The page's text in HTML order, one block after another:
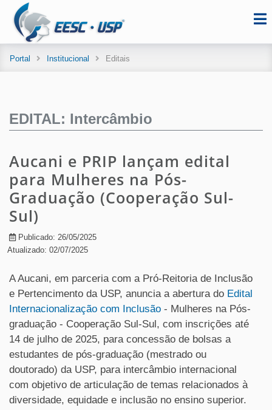
Portal Institucional Editais
EDITAL: Intercâmbio
Aucani e PRIP lançam edital
para Mulheres na Pós-
Graduação (Cooperação Sul-
Sul)
Publicado: 26/05/2025
Atualizado: 02/07/2025
A Aucani, em parceria com a Pró-Reitoria de Inclusão
e Pertencimento da USP, anuncia a abertura do Edital
Internacionalização com Inclusão - Mulheres na Pós-
graduação - Cooperação Sul-Sul, com inscrições até
14 de julho de 2025, para concessão de bolsas a
estudantes de pós-graduação (mestrado ou
doutorado) da USP, para intercâmbio internacional
com objetivo de articulação de temas relacionados à
diversidade, equidade e inclusão no ensino superior.